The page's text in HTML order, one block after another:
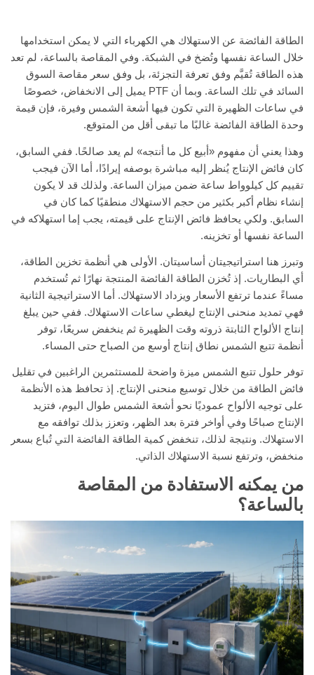
الطاقة الفائضة عن الاستهلاك هي الكهرباء التي لا يمكن استخدامها
خلال الساعة نفسها وتُضخ في الشبكة. وفي المقاصة بالساعة، لم تعد
هذه الطاقة تُقيَّم وفق تعرفة التجزئة، بل وفق سعر مقاصة السوق
السائد في تلك الساعة. وبما أن PTF يميل إلى الانخفاض، خصوصًا
في ساعات الظهيرة التي تكون فيها أشعة الشمس وفيرة، فإن قيمة
وحدة الطاقة الفائضة غالبًا ما تبقى أقل من المتوقع.
وهذا يعني أن مفهوم «أبيع كل ما أنتجه» لم يعد صالحًا. ففي السابق،
كان فائض الإنتاج يُنظر إليه مباشرة بوصفه إيرادًا، أما الآن فيجب
تقييم كل كيلوواط ساعة ضمن ميزان الساعة. ولذلك قد لا يكون
إنشاء نظام أكبر بكثير من حجم الاستهلاك منطقيًا كما كان في
السابق. ولكي يحافظ فائض الإنتاج على قيمته، يجب إما استهلاكه في
الساعة نفسها أو تخزينه.
وتبرز هنا استراتيجيتان أساسيتان. الأولى هي أنظمة تخزين الطاقة،
أي البطاريات. إذ تُخزن الطاقة الفائضة المنتجة نهارًا ثم تُستخدم
مساءً عندما ترتفع الأسعار ويزداد الاستهلاك. أما الاستراتيجية الثانية
فهي تمديد منحنى الإنتاج ليغطي ساعات الاستهلاك. ففي حين يبلغ
إنتاج الألواح الثابتة ذروته وقت الظهيرة ثم ينخفض سريعًا، توفر
أنظمة تتبع الشمس نطاق إنتاج أوسع من الصباح حتى المساء.
توفر حلول تتبع الشمس ميزة واضحة للمستثمرين الراغبين في تقليل
فائض الطاقة من خلال توسيع منحنى الإنتاج. إذ تحافظ هذه الأنظمة
على توجيه الألواح عموديًا نحو أشعة الشمس طوال اليوم، فتزيد
الإنتاج صباحًا وفي أواخر فترة بعد الظهر، وتعزز بذلك توافقه مع
الاستهلاك. ونتيجة لذلك، تنخفض كمية الطاقة الفائضة التي تُباع بسعر
منخفض، وترتفع نسبة الاستهلاك الذاتي.
من يمكنه الاستفادة من المقاصة
بالساعة؟